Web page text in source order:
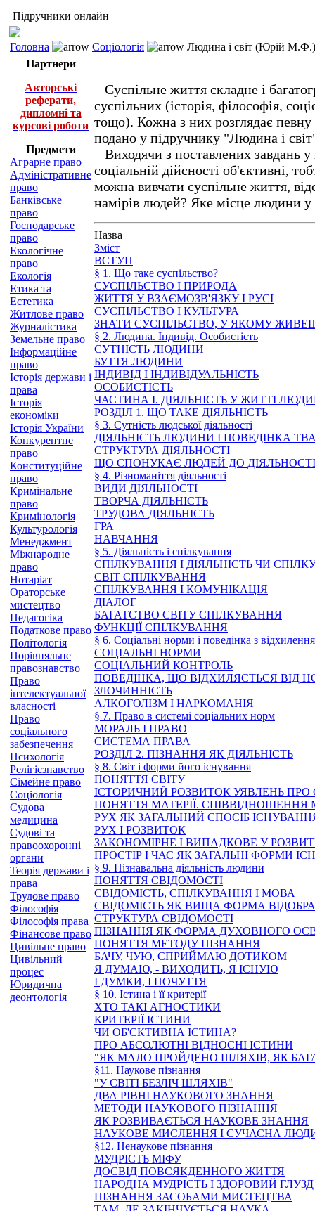
Підручники онлайн
Головна Соціологія
Людина і світ (Юрій М.Ф.)
Партнери
Авторські
реферати,
дипломні та
курсові роботи
Предмети
Аграрне право
Адміністративне
право
Банківське
право
Господарське
право
Екологічне
право
Екологія
Етика та
Естетика
Житлове право
Журналістика
Земельне право
Інформаційне
право
Історія держави і
права
Історія
економіки
Історія України
Конкурентне
право
Конституційне
право
Кримінальне
право
Кримінологія
Культурологія
Менеджмент
Міжнародне
право
Нотаріат
Ораторське
мистецтво
Педагогіка
Податкове право
Політологія
Порівняльне
правознавство
Право
інтелектуальної
власності
Право
соціального
забезпечення
Психологія
Релігієзнавство
Сімейне право
Соціологія
Судова
медицина
Судові та
правоохоронні
органи
Теорія держави і
права
Трудове право
Філософія
Філософія права
Фінансове право
Цивільне право
Цивільний
процес
Юридична
деонтологія
Суспільне життя складне і
суспільних (історія, філософія,
тощо). Кожна з них розглядає
подано у підручнику "Людина і
Виходячи з поставлених завдань
соціальній дійсності об'єктивні,
можна вивчати суспільне життя,
намірів людей? Яке місце людини у
Назва
Зміст
ВСТУП
§ 1. Що таке суспільство?
СУСПІЛЬСТВО І ПРИРОДА
ЖИТТЯ У ВЗАЄМОЗВ'ЯЗКУ І РУСІ
СУСПІЛЬСТВО І КУЛЬТУРА
ЗНАТИ СУСПІЛЬСТВО, У ЯКОМУ
§ 2. Людина. Індивід. Особистість
СУТНІСТЬ ЛЮДИНИ
БУТТЯ ЛЮДИНИ
ІНДИВІД І ІНДИВІДУАЛЬНІСТЬ
ОСОБИСТІСТЬ
ЧАСТИНА І. ДІЯЛЬНІСТЬ У ЖИТТІ
РОЗДІЛ 1. ЩО ТАКЕ ДІЯЛЬНІСТЬ
§ 3. Сутність людської діяльності
ДІЯЛЬНІСТЬ ЛЮДИНИ І ПОВЕДІНКА
СТРУКТУРА ДІЯЛЬНОСТІ
ЩО СПОНУКАЄ ЛЮДЕЙ ДО ДІЯЛЬНОСТІ
§ 4. Різноманіття діяльності
ВИДИ ДІЯЛЬНОСТІ
ТВОРЧА ДІЯЛЬНІСТЬ
ТРУДОВА ДІЯЛЬНІСТЬ
ГРА
НАВЧАННЯ
§ 5. Діяльність і спілкування
СПІЛКУВАННЯ І ДІЯЛЬНІСТЬ ЧИ
СВІТ СПІЛКУВАННЯ
СПІЛКУВАННЯ І КОМУНІКАЦІЯ
ДІАЛОГ
БАГАТСТВО СВІТУ СПІЛКУВАННЯ
ФУНКЦІЇ СПІЛКУВАННЯ
§ 6. Соціальні норми і поведінка з
СОЦІАЛЬНІ НОРМИ
СОЦІАЛЬНИЙ КОНТРОЛЬ
ПОВЕДІНКА, ЩО ВІДХИЛЯЄТЬСЯ ВІД
ЗЛОЧИННІСТЬ
АЛКОГОЛІЗМ І НАРКОМАНІЯ
§ 7. Право в системі соціальних норм
МОРАЛЬ І ПРАВО
СИСТЕМА ПРАВА
РОЗДІЛ 2. ПІЗНАННЯ ЯК ДІЯЛЬНІСТЬ
§ 8. Світ і форми його існування
ПОНЯТТЯ СВІТУ
ІСТОРИЧНИЙ РОЗВИТОК УЯВЛЕНЬ ПРО
ПОНЯТТЯ МАТЕРІЇ. СПІВВІДНОШЕННЯ
РУХ ЯК ЗАГАЛЬНИЙ СПОСІБ
РУХ І РОЗВИТОК
ЗАКОНОМІРНЕ І ВИПАДКОВЕ У
ПРОСТІР І ЧАС ЯК ЗАГАЛЬНІ ФОРМИ
§ 9. Пізнавальна діяльність людини
ПОНЯТТЯ СВІДОМОСТІ
СВІДОМІСТЬ, СПІЛКУВАННЯ І МОВА
СВІДОМІСТЬ ЯК ВИЩА ФОРМА
СТРУКТУРА СВІДОМОСТІ
ПІЗНАННЯ ЯК ФОРМА ДУХОВНОГО
ПОНЯТТЯ МЕТОДУ ПІЗНАННЯ
БАЧУ, ЧУЮ, СПРИЙМАЮ ДОТИКОМ
Я ДУМАЮ, - ВИХОДИТЬ, Я ІСНУЮ
І ДУМКИ, І ПОЧУТТЯ
§ 10. Істина і її критерії
ХТО ТАКІ АГНОСТИКИ
КРИТЕРІЇ ІСТИНИ
ЧИ ОБ'ЄКТИВНА ІСТИНА?
ПРО АБСОЛЮТНІ ВІДНОСНІ ІСТИНИ
"ЯК МАЛО ПРОЙДЕНО ШЛЯХІВ, ЯК
§11. Наукове пізнання
"У СВІТІ БЕЗЛІЧ ШЛЯХІВ"
ДВА РІВНІ НАУКОВОГО ЗНАННЯ
МЕТОДИ НАУКОВОГО ПІЗНАННЯ
ЯК РОЗВИВАЄТЬСЯ НАУКОВЕ ЗНАННЯ
НАУКОВЕ МИСЛЕННЯ І СУЧАСНА
§12. Ненаукове пізнання
МУДРІСТЬ МІФУ
ДОСВІД ПОВСЯКДЕННОГО ЖИТТЯ
НАРОДНА МУДРІСТЬ І ЗДОРОВИЙ ГЛУЗД
ПІЗНАННЯ ЗАСОБАМИ МИСТЕЦТВА